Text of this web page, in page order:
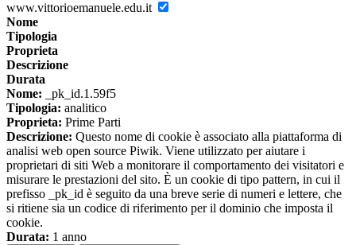
www.vittorioemanuele.edu.it
Nome
Tipologia
Proprieta
Descrizione
Durata
Nome: _pk_id.1.59f5
Tipologia: analitico
Proprieta: Prime Parti
Descrizione: Questo nome di cookie è associato alla piattaforma di
analisi web open source Piwik. Viene utilizzato per aiutare i
proprietari di siti Web a monitorare il comportamento dei visitatori e
misurare le prestazioni del sito. È un cookie di tipo pattern, in cui il
prefisso _pk_id è seguito da una breve serie di numeri e lettere, che
si ritiene sia un codice di riferimento per il dominio che imposta il
cookie.
Durata: 1 anno